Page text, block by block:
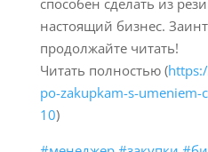
способен сделать из
настоящий бизнес.
продолжайте читать!
Читать полностью (
po-zakupkam-s-
10)